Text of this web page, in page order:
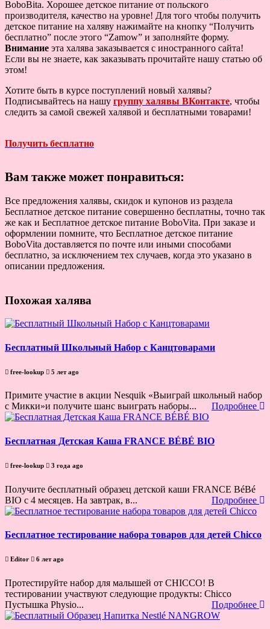
BoboBita. Хорошее детское питание от польского
производителя, качество на уровне! Для того чтобы получить
детское питание на халяву нажимайте на кнопку “Получить
бесплатно” после этого “Zamow” и заполняйте форму.
Внимание эта халява заказывается с иностранного сайта!
Если вы не знаете, как заказывать прочитайте нашу статью об
этом!
Хотите быть в курсе поступлений новый халявы?
Подписывайтесь на нашу группу халявы ВКонтакте, чтобы
следить за самой свежей халявой и бесплатными товарами!
Получить бесплатно
Вам также может понравиться:
Все предложения халявы, скидок и купонов из раздела
Бесплатное детское питание совершенно бесплатны, точно так
же как и Бесплатное детское питание BoboVita. При заказе и
оформлении помните, что Бесплатное детское питание
BoboVita доставляется по почте или иными способами
бесплатно, за исключением тех случаев, когда это указано в
описании предложения.
Похожая халява
Бесплатный Школьный Набор с Канцтоварами
free-lookup 5 лет ago
Примите участие в акции Nesquik «Выиграй школьный набор
с Микки»и получите шанс выиграть наборы...
Подробнее
Бесплатная Детская Каша FRANCE BÉBÉ BIO
free-lookup 3 года ago
Получите бесплатный образец детской каши FRANCE BéBé
BIO с 4 месяцев. На завтрак, в...
Подробнее
Бесплатное тестирование набора товаров для детей Chicco
Editor 6 лет ago
Протестируйте набор для малышей от CHICCO! В
тестировании участвуют следующие продукты: Chicco
Пустышка Physio...
Подробнее